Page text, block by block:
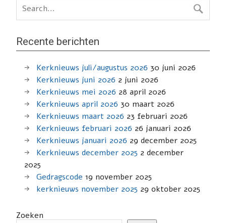
Recente berichten
Kerknieuws juli/augustus 2026 30 juni 2026
Kerknieuws juni 2026 2 juni 2026
Kerknieuws mei 2026 28 april 2026
Kerknieuws april 2026 30 maart 2026
Kerknieuws maart 2026 23 februari 2026
Kerknieuws februari 2026 26 januari 2026
Kerknieuws januari 2026 29 december 2025
Kerknieuws december 2025 2 december
2025
Gedragscode 19 november 2025
kerknieuws november 2025 29 oktober 2025
Zoeken